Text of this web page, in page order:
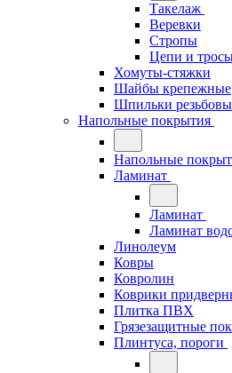
Такелаж
Веревки
Стропы
Цепи и
Хомуты-стяжки
Шайбы крепежные
Шпильки
Напольные покрытия
Напольные
Ламинат
Ламинат
Ламинат
Линолеум
Ковры
Ковролин
Коврики
Плитка ПВХ
Грязезащитные
Плинтуса, пороги